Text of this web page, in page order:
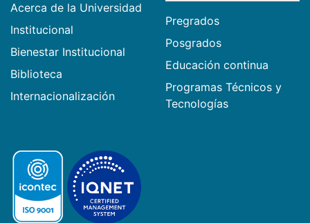
Acerca de la Universidad
Institucional
Bienestar Institucional
Biblioteca
Internacionalización
Pregrados
Posgrados
Educación continua
Programas Técnicos y
Tecnologías